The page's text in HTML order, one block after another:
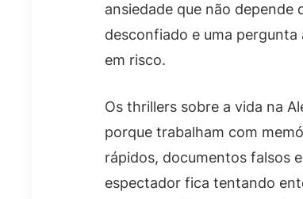
ansiedade que não
desconfiado e uma
em risco.
Os thrillers sobre a vida na
porque trabalham com
rápidos, documentos falsos
espectador fica tentando